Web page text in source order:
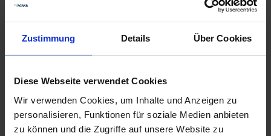
Zustimmung Details Über Cookies
Diese Webseite verwendet Cookies
Wir verwenden Cookies, um Inhalte und Anzeigen zu
personalisieren, Funktionen für soziale Medien anbieten
zu können und die Zugriffe auf unsere Website zu
zzgl. MwSt.
Anmelden für Ihren persönlichen Preis